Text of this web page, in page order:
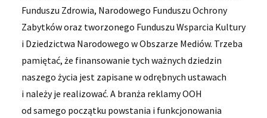
Funduszu Zdrowia, Narodowego Funduszu Ochrony
Zabytków oraz tworzonego Funduszu Wsparcia Kultury
i Dziedzictwa Narodowego w Obszarze Mediów. Trzeba
pamiętać, że finansowanie tych ważnych dziedzin
naszego życia jest zapisane w odrębnych ustawach
i należy je realizować. A branża reklamy OOH
od samego początku powstania i funkcjonowania